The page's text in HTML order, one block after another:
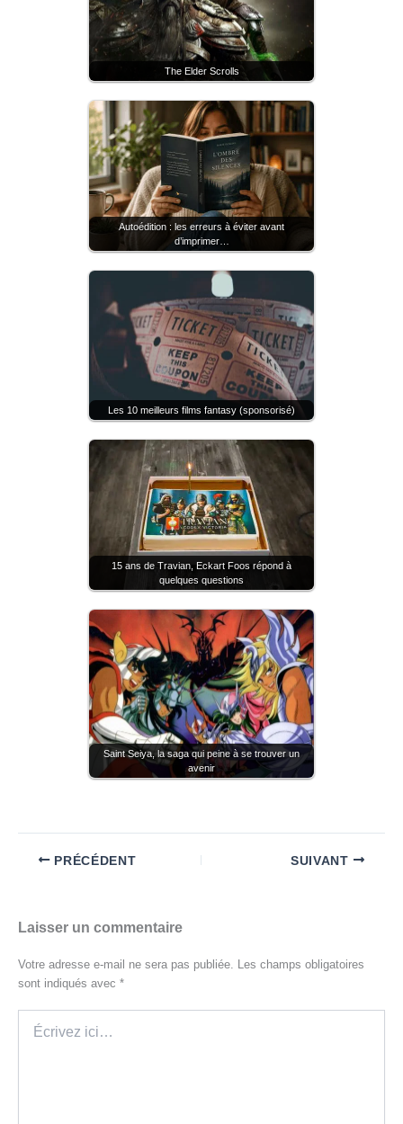
The Elder Scrolls
Autoédition : les erreurs à éviter avant
d’imprimer…
Les 10 meilleurs films fantasy (sponsorisé)
15 ans de Travian, Eckart Foos répond à
quelques questions
Saint Seiya, la saga qui peine à se trouver un
avenir
PRÉCÉDENT SUIVANT
Laisser un commentaire
Votre adresse e-mail ne sera pas publiée. Les champs obligatoires
sont indiqués avec *
ici…